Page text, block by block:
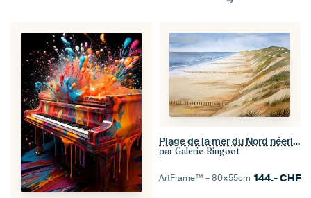
Plage de la mer du Nord néerlandaise avec des têtes de pieux et des dunes - Aquarelle de Hans sturri
par Galerie Ringoot
ArtFrame™ –80×55cm 144.-CHF